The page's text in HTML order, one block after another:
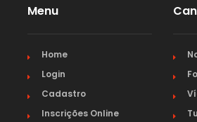
TOCANTINS
Menu
Home
Login
Cadastro
Inscrições Online